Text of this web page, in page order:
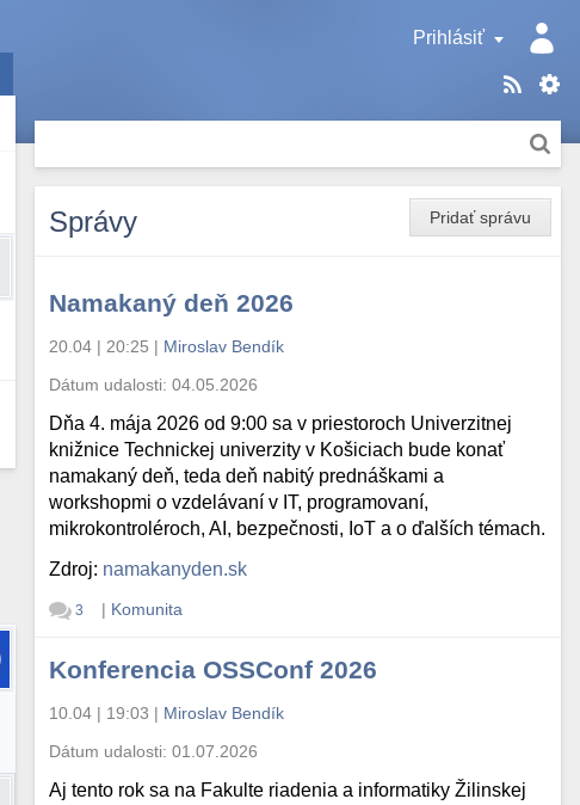
Prihlásiť
Pridať správu
Správy
Namakaný deň 2026
20.04 | 20:25 | Miroslav Bendík
Dátum udalosti:04.05.2026
Dňa 4. mája 2026 od 9:00 sa v priestoroch Univerzitnej
knižnice Technickej univerzity v Košiciach bude konať
namakaný deň, teda deň nabitý prednáškami a
workshopmi o vzdelávaní v IT, programovaní,
mikrokontroléroch, AI, bezpečnosti, IoT a o ďalších témach.
Zdroj: namakanyden.sk
3 | Komunita
Konferencia OSSConf 2026
10.04 | 19:03 | Miroslav Bendík
Dátum udalosti:01.07.2026
Aj tento rok sa na Fakulte riadenia a informatiky Žilinskej